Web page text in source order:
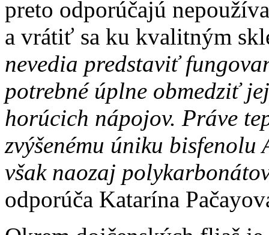
preto odporúčajú
a vrátiť sa ku kvalitným
nevedia predstaviť
potrebné úplne obmedziť
horúcich nápojov. Práve
zvýšenému úniku
však naozaj
odporúča Katarína